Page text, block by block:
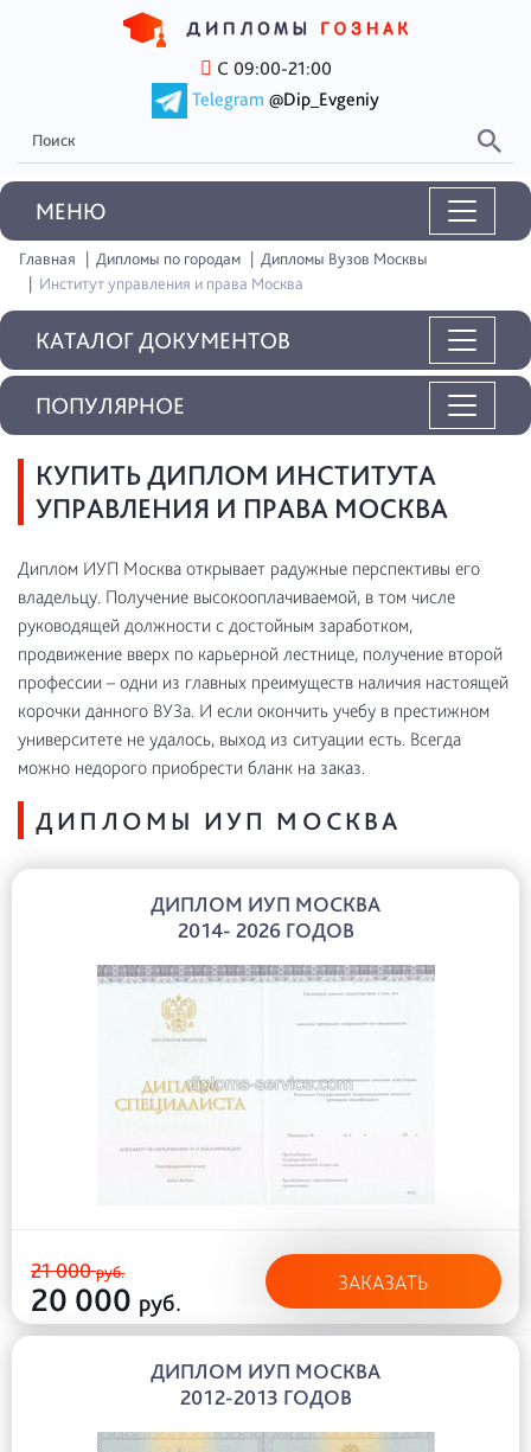
С 09:00-21:00
Telegram @Dip_Evgeniy
MEНЮ
Главная Дипломы по городам
Дипломы Вузов Москвы
Институт управления и права Москва
КАТАЛОГ ДОКУМЕНТОВ
КУПИТЬ ДИПЛОМ ИНСТИТУТА
УПРАВЛЕНИЯ И ПРАВА МОСКВА
Диплом ИУП Москва открывает радужные перспективы его
владельцу. Получение высокооплачиваемой, в том числе
руководящей должности с достойным заработком,
продвижение вверх по карьерной лестнице, получение второй
профессии – одни из главных преимуществ наличия настоящей
корочки данного ВУЗа. И если окончить учебу в престижном
университете не удалось, выход из ситуации есть. Всегда
можно недорого приобрести бланк на заказ.
ДИПЛОМЫ ИУП МОСКВА
ДИПЛОМ ИУП МОСКВА
2014- 2026 ГОДОВ
21 000руб.
20 000 руб.
ЗАКАЗАТЬ
ДИПЛОМ ИУП МОСКВА
2012-2013 ГОДОВ
ПОПУЛЯРНОЕ